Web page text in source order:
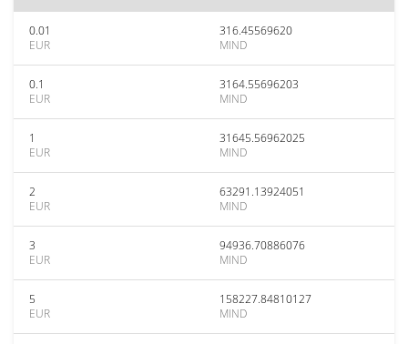
0.01
EUR
316.45569620
MIND
0.1
EUR
3164.55696203
MIND
1
EUR
31645.56962025
MIND
2
EUR
63291.13924051
MIND
3
EUR
94936.70886076
MIND
5
EUR
158227.84810127
MIND